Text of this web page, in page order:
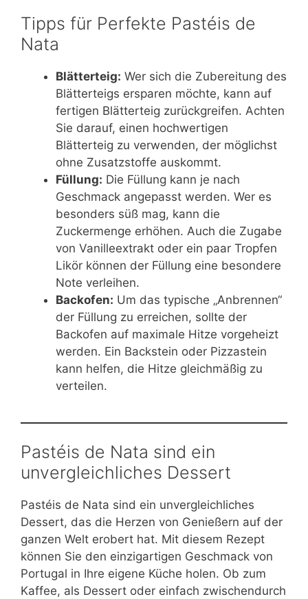
Tipps für Perfekte Pastéis de
Nata
Blätterteig: Wer sich die Zubereitung des
Blätterteigs ersparen möchte, kann auf
fertigen Blätterteig zurückgreifen. Achten
Sie darauf, einen hochwertigen
Blätterteig zu verwenden, der möglichst
ohne Zusatzstoffe auskommt.
Füllung: Die Füllung kann je nach
Geschmack angepasst werden. Wer es
besonders süß mag, kann die
Zuckermenge erhöhen. Auch die Zugabe
von Vanilleextrakt oder ein paar Tropfen
Likör können der Füllung eine besondere
Note verleihen.
Backofen: Um das typische „Anbrennen“
der Füllung zu erreichen, sollte der
Backofen auf maximale Hitze vorgeheizt
werden. Ein Backstein oder Pizzastein
kann helfen, die Hitze gleichmäßig zu
verteilen.
Pastéis de Nata sind ein
unvergleichliches Dessert
Pastéis de Nata sind ein unvergleichliches
Dessert, das die Herzen von Genießern auf der
ganzen Welt erobert hat. Mit diesem Rezept
können Sie den einzigartigen Geschmack von
Portugal in Ihre eigene Küche holen. Ob zum
Kaffee, als Dessert oder einfach zwischendurch